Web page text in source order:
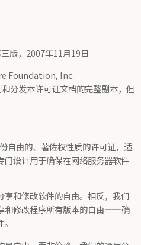
版，2007年11月19日
Foundation, Inc.
分发本许可证文档的完整副本，但
自由的、著佐权性质的许可证，适
设计用于确保在网络服务器软件
享和修改软件的自由。相反，我们
和修改程序所有版本的自由——确